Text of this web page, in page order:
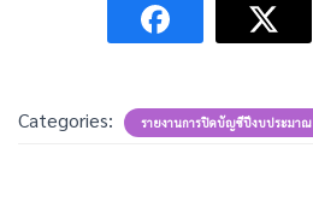
Categories: รายงานการปิดบัญชีปีงบประมาณ